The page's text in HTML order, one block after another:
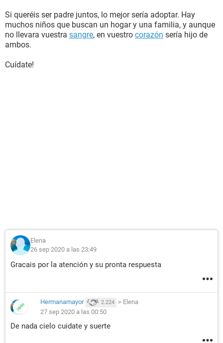
Si queréis ser padre juntos, lo mejor sería adoptar. Hay
muchos niños que buscan un hogar y una familia, y aunque
no llevara vuestra sangre, en vuestro corazón sería hijo de
ambos.
Cuídate!
Elena
26 sep 2020 a las 23:49
Gracais por la atención y su pronta respuesta
Hermanamayor 2.224 > Elena
27 sep 2020 a las 00:50
De nada cielo cuidate y suerte